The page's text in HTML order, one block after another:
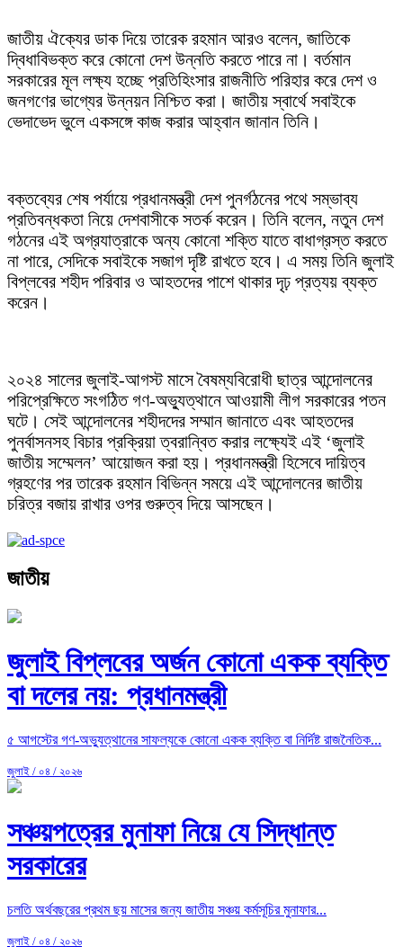
জাতীয় ঐক্যের ডাক দিয়ে তারেক রহমান আরও বলেন, জাতিকে
দ্বিধাবিভক্ত করে কোনো দেশ উন্নতি করতে পারে না। বর্তমান
সরকারের মূল লক্ষ্য হচ্ছে প্রতিহিংসার রাজনীতি পরিহার করে দেশ ও
জনগণের ভাগ্যের উন্নয়ন নিশ্চিত করা। জাতীয় স্বার্থে সবাইকে
ভেদাভেদ ভুলে একসঙ্গে কাজ করার আহ্বান জানান তিনি।
বক্তব্যের শেষ পর্যায়ে প্রধানমন্ত্রী দেশ পুনর্গঠনের পথে সম্ভাব্য
প্রতিবন্ধকতা নিয়ে দেশবাসীকে সতর্ক করেন। তিনি বলেন, নতুন দেশ
গঠনের এই অগ্রযাত্রাকে অন্য কোনো শক্তি যাতে বাধাগ্রস্ত করতে
না পারে, সেদিকে সবাইকে সজাগ দৃষ্টি রাখতে হবে। এ সময় তিনি জুলাই
বিপ্লবের শহীদ পরিবার ও আহতদের পাশে থাকার দৃঢ় প্রত্যয় ব্যক্ত
করেন।
২০২৪ সালের জুলাই-আগস্ট মাসে বৈষম্যবিরোধী ছাত্র আন্দোলনের
পরিপ্রেক্ষিতে সংগঠিত গণ-অভ্যুত্থানে আওয়ামী লীগ সরকারের পতন
ঘটে। সেই আন্দোলনের শহীদদের সম্মান জানাতে এবং আহতদের
পুনর্বাসনসহ বিচার প্রক্রিয়া ত্বরান্বিত করার লক্ষ্যেই এই ‘জুলাই
জাতীয় সম্মেলন’ আয়োজন করা হয়। প্রধানমন্ত্রী হিসেবে দায়িত্ব
গ্রহণের পর তারেক রহমান বিভিন্ন সময়ে এই আন্দোলনের জাতীয়
চরিত্র বজায় রাখার ওপর গুরুত্ব দিয়ে আসছেন।
জাতীয়
জুলাই বিপ্লবের অর্জন কোনো একক ব্যক্তি
বা দলের নয়: প্রধানমন্ত্রী
৫ আগস্টের গণ-অভ্যুত্থানের সাফল্যকে কোনো একক ব্যক্তি বা নির্দিষ্ট রাজনৈতিক...
জুলাই / ০৪ / ২০২৬
সঞ্চয়পত্রের মুনাফা নিয়ে যে সিদ্ধান্ত
সরকারের
চলতি অর্থবছরের প্রথম ছয় মাসের জন্য জাতীয় সঞ্চয় কর্মসূচির মুনাফার...
জুলাই / ০৪ / ২০২৬